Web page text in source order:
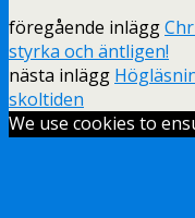
föregående inlägg
styrka och äntligen!
nästa inlägg
skoltiden
We use cookies to